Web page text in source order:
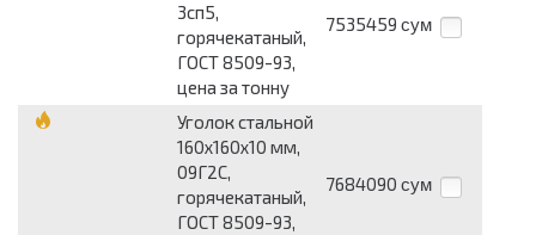
3сп5,
горячекатаный,
ГОСТ 8509-93,
цена за тонну
7535459 сум
Уголок стальной
160х160х10 мм,
09Г2С,
горячекатаный,
ГОСТ 8509-93,
7684090 сум